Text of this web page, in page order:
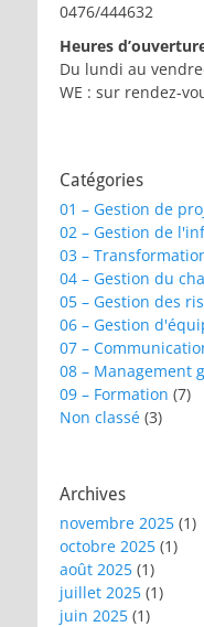
0476/444632
Heures
Du lundi au
WE : sur rendez-
Catégories
01 – Gestion de
02 – Gestion de
03 –
04 – Gestion du
05 – Gestion des
06 – Gestion
07 –
08 – Management
09 – Formation (7)
Non classé (3)
Archives
novembre 2025 (1)
octobre 2025 (1)
août 2025 (1)
juillet 2025 (1)
juin 2025 (1)